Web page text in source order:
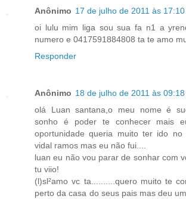
Anônimo 17 de julho de 2011 às 17:10
oi lulu mim liga sou sua fa n1 a
numero e 0417591884808 ta te amo
Responder
Anônimo 18 de julho de 2011 às 09:18
olá Luan santana,o meu nome é
sonho é poder te conhecer mais
oportunidade queria muito ter ido
vidal ramos mas eu não fui....
luan eu não vou parar de sonhar com
tu viio!
(l)sl²amo vc ta..........quero muito te
perto da casa do seus pais mas deu